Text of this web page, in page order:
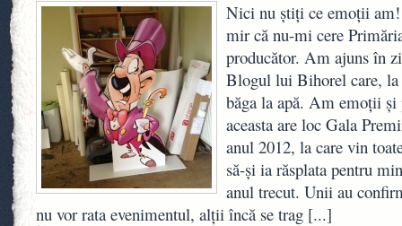
Nici nu ştiţi ce emoţii
mir că nu-mi cere
producător. Am ajuns în
Blogul lui Bihorel care,
băga la apă. Am emoţii şi
aceasta are loc Gala
anul 2012, la care vin
să-şi ia răsplata pentru
anul trecut. Unii au
nu vor rata evenimentul, alţii încă se trag [...]